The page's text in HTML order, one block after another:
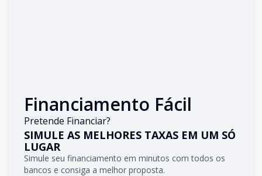
Financiamento Fácil
Pretende Financiar?
SIMULE AS MELHORES TAXAS EM UM SÓ
LUGAR
Simule seu financiamento em minutos com todos os
bancos e consiga a melhor proposta.